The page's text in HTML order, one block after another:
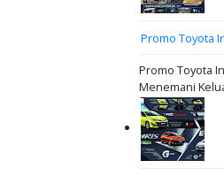
Promo Toyota
Promo Toyota
Menemani